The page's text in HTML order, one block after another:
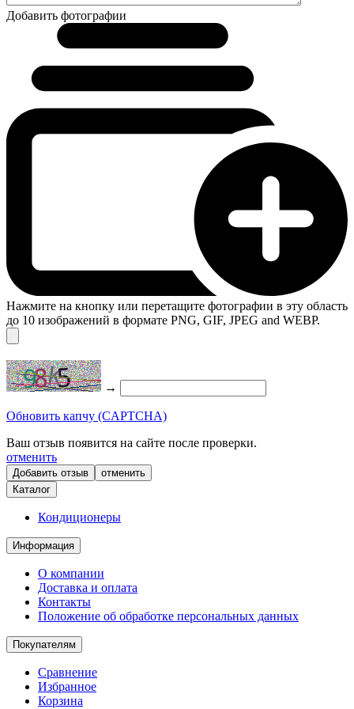
Добавить фотографии
Нажмите на кнопку или перетащите фотографии в эту область
до 10 изображений в формате PNG, GIF, JPEG and WEBP.
→
Обновить капчу (CAPTCHA)
Ваш отзыв появится на сайте после проверки.
отменить
отменить
Каталог
Кондиционеры
Информация
О компании
Доставка и оплата
Контакты
Положение об обработке персональных данных
Покупателям
Сравнение
Избранное
Корзина